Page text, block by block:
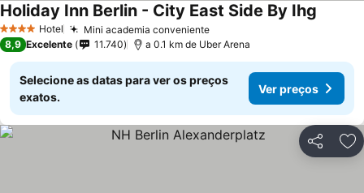
4 EstrelasHotel Mini academia convenienteVer preços
Holiday Inn Berlin - City East Side By Ihg
8,9 Excelente 11.740 a 0.1 km de Uber Arena
Selecione as datas para ver os preços
exatos.
Ver preços
Partilhar